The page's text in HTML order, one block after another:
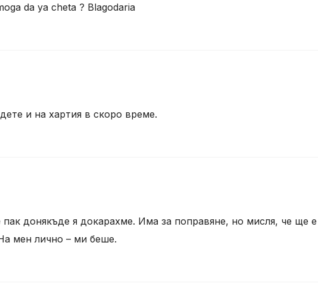
da ya cheta ? Blagodaria
и на хартия в скоро време.
донякъде я докарахме. Има за поправяне, но мисля, че ще е
мен лично – ми беше.